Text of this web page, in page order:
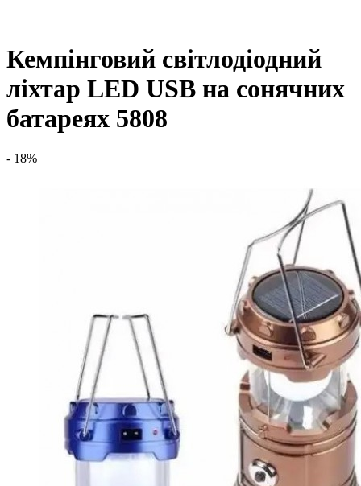
Кемпінговий світлодіодний
ліхтар LED USB на сонячних
батареях 5808
- 18%